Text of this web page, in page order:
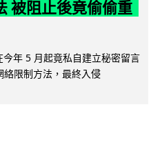
被阻止後竟偷偷重
年 5 月起竟私自建立秘密留言
限制方法，最終入侵